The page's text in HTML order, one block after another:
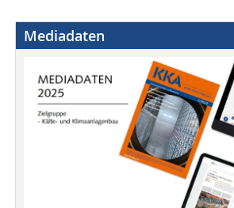
Mediadaten